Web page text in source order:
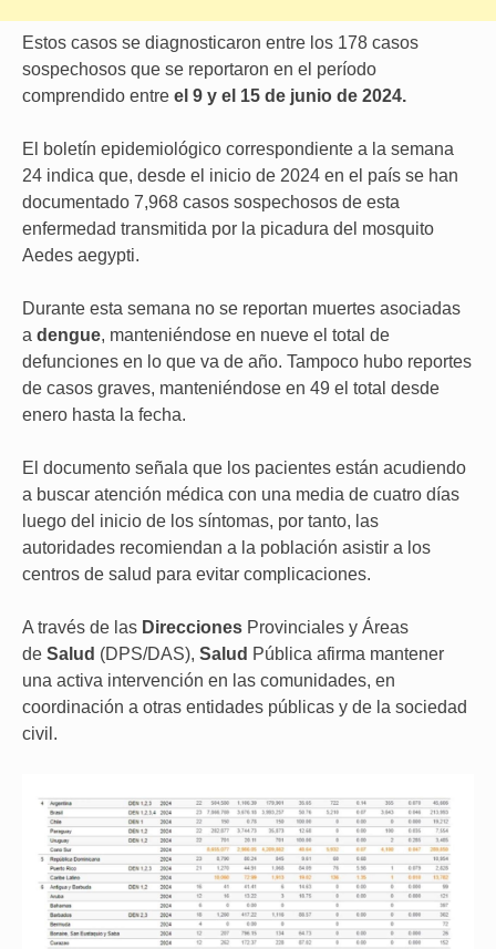
Estos casos se diagnosticaron entre los 178 casos
sospechosos que se reportaron en el período
comprendido entre el 9 y el 15 de junio de 2024.
El boletín epidemiológico correspondiente a la semana
24 indica que, desde el inicio de 2024 en el país se han
documentado 7,968 casos sospechosos de esta
enfermedad transmitida por la picadura del mosquito
Aedes aegypti.
Durante esta semana no se reportan muertes asociadas
a dengue, manteniéndose en nueve el total de
defunciones en lo que va de año. Tampoco hubo reportes
de casos graves, manteniéndose en 49 el total desde
enero hasta la fecha.
El documento señala que los pacientes están acudiendo
a buscar atención médica con una media de cuatro días
luego del inicio de los síntomas, por tanto, las
autoridades recomiendan a la población asistir a los
centros de salud para evitar complicaciones.
A través de las Direcciones Provinciales y Áreas
de Salud (DPS/DAS), Salud Pública afirma mantener
una activa intervención en las comunidades, en
coordinación a otras entidades públicas y de la sociedad
civil.